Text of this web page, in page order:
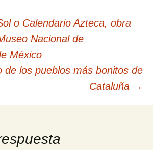
o Calendario Azteca, obra
Nacional de
México
de los pueblos más bonitos de
Cataluña →